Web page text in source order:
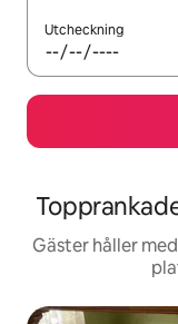
Utcheckning
Gäster håller